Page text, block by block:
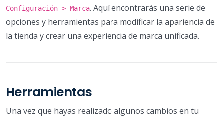
Configuración > Marca. Aquí encontrarás una serie de
opciones y herramientas para modificar la apariencia de
la tienda y crear una experiencia de marca unificada.
Herramientas
Una vez que hayas realizado algunos cambios en tu